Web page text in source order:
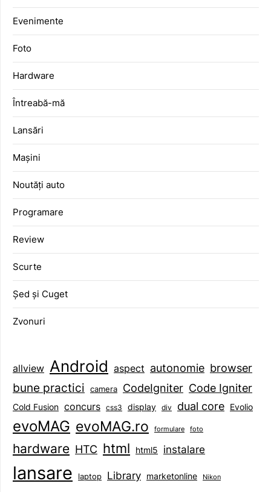
Evenimente
Foto
Hardware
Întreabă-mă
Lansări
Mașini
Noutăți auto
Programare
Review
Scurte
Șed și Cuget
Zvonuri
allview Android aspect autonomie browser
bune practici camera CodeIgniter Code Igniter
Cold Fusion concurs css3 display div dual core Evolio
evoMAG evoMAG.ro formulare foto
hardware HTC html html5 instalare
lansare laptop Library marketonline Nikon